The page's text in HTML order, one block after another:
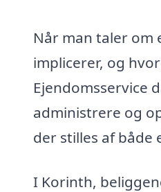
Når man taler om
implicerer, og
Ejendomsservice
administrere og
der stilles af både
I Korinth,